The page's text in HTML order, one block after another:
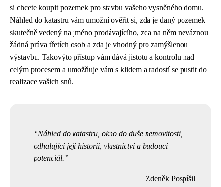
si chcete koupit pozemek pro stavbu vašeho vysněného domu.
Náhled do katastru vám umožní ověřit si, zda je daný pozemek
skutečně vedený na jméno prodávajícího, zda na něm neváznou
žádná práva třetích osob a zda je vhodný pro zamýšlenou
výstavbu. Takovýto přístup vám dává jistotu a kontrolu nad
celým procesem a umožňuje vám s klidem a radostí se pustit do
realizace vašich snů.
Náhled do katastru, okno do duše nemovitosti,
odhalující její historii, vlastnictví a budoucí
potenciál.
Zdeněk Pospíšil